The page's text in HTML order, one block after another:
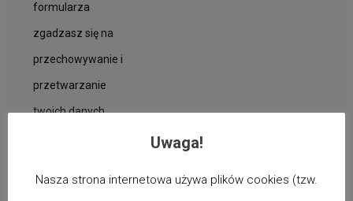
formularza
zgadzasz się na
przechowywanie i
przetwarzanie
twoich danych
Uwaga!
Nasza strona internetowa używa plików cookies (tzw.